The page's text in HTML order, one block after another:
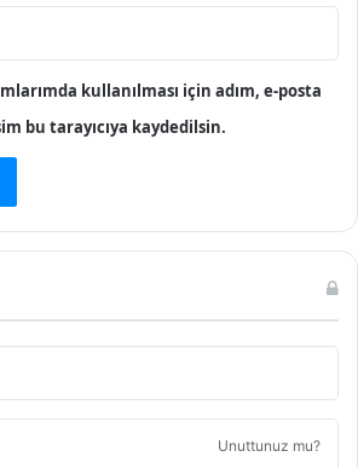
kullanılması için adım, e-posta
bu tarayıcıya kaydedilsin.
Unuttunuz mu?